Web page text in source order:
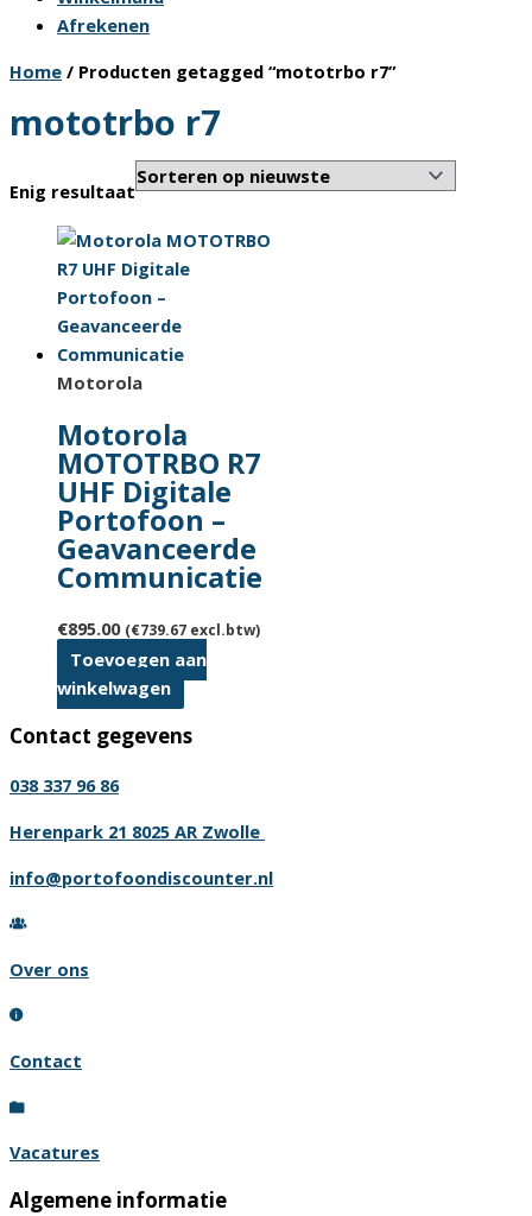
Afrekenen
Home / Producten getagged “mototrbo r7”
mototrbo r7
Enig resultaat
Motorola
Motorola
MOTOTRBO R7
UHF Digitale
Portofoon –
Geavanceerde
Communicatie
€895.00 (€739.67 excl.btw)
Toevoegen aan
winkelwagen
Contact gegevens
038 337 96 86
Herenpark 21 8025 AR Zwolle
info@portofoondiscounter.nl
Over ons
Contact
Vacatures
Algemene informatie